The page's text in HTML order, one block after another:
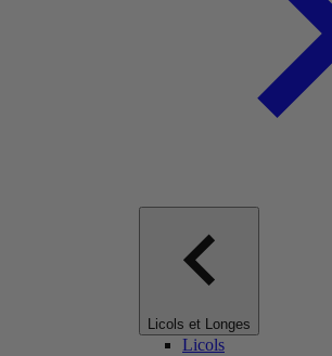
Licols et Longes
Licols